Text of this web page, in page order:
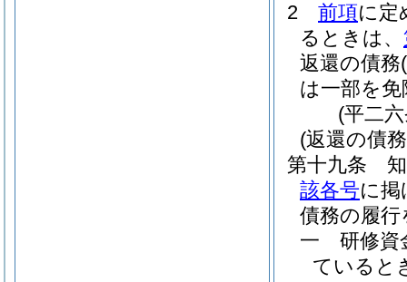
2
前項に定
るときは、
返還の債務
は一部を
(平二
(返還の債
第十九条
該各号に掲
債務の履
一
研修資
ていると